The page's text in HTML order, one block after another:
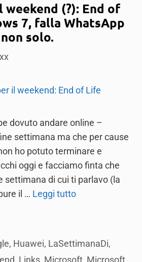
(?): End of
7, falla WhatsApp
solo.
dovuto andare online –
settimana ma che per cause
ho potuto terminare e
oggi e facciamo finta che
settimana di cui ti parlavo (la
il … Leggi tutto
, Huawei, LaSettimanaDi,
Links Microsoft Microsoft